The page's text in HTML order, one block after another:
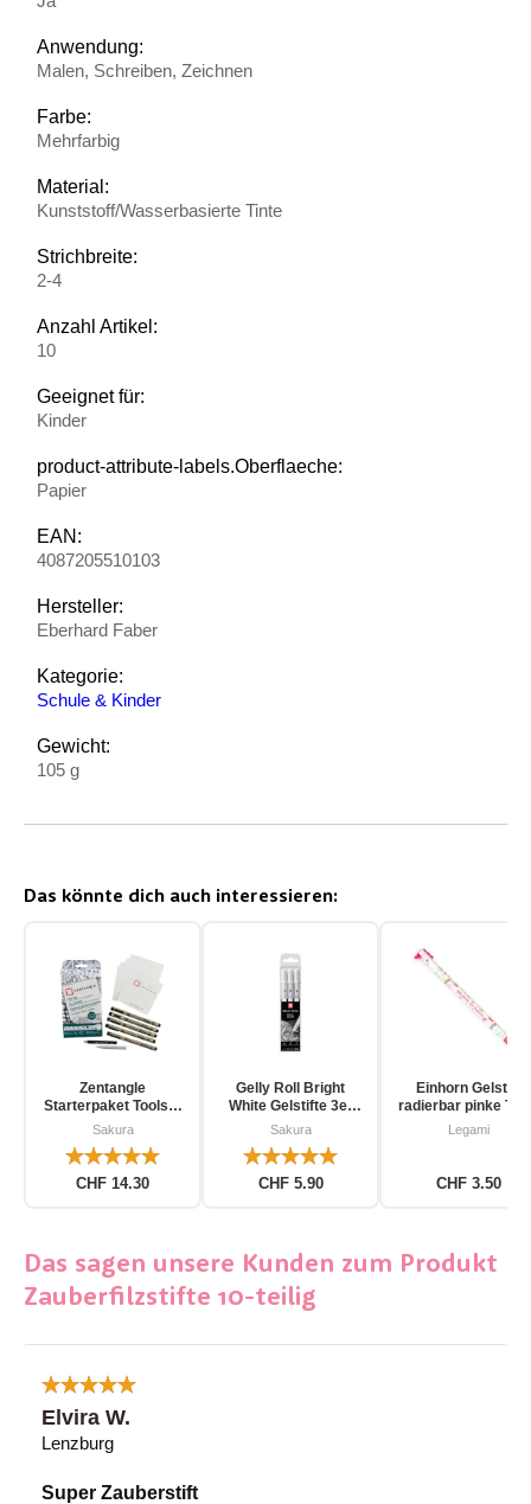
Anwendung:
Malen, Schreiben, Zeichnen
Farbe:
Mehrfarbig
Material:
Kunststoff/Wasserbasierte Tinte
Strichbreite:
2-4
Anzahl Artikel:
10
Geeignet für:
Kinder
product-attribute-labels.Oberflaeche:
Papier
EAN:
4087205510103
Hersteller:
Eberhard Faber
Kategorie:
Schule & Kinder
Gewicht:
105 g
Das könnte dich auch interessieren:
Zentangle
Starterpaket Toolset
für Einsteiger 12-
Sakura
CHF 14.30
Gelly Roll Bright
White Gelstifte 3er
Pack
Sakura
CHF 5.90
Einhorn Gelstift
radierbar pinke
Legami
CHF 3.50
Das sagen unsere Kunden zum Produkt
Zauberfilzstifte 10-teilig
Elvira W.
Lenzburg
Super Zauberstift